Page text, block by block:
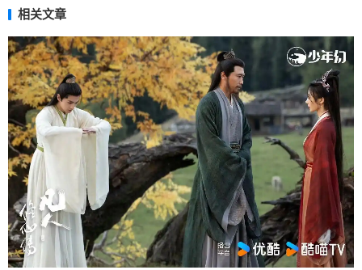
相关文章